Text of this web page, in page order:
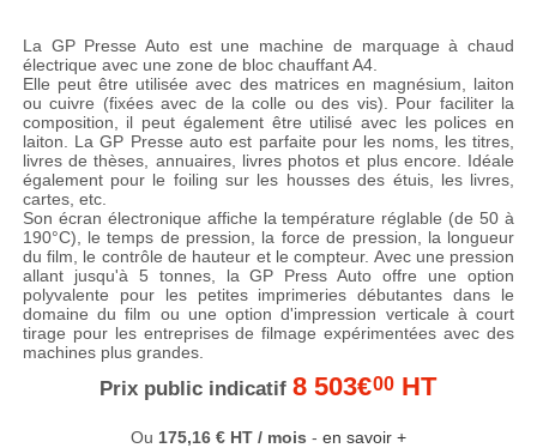
La GP Presse Auto est une machine de marquage à chaud
électrique avec une zone de bloc chauffant A4.
Elle peut être utilisée avec des matrices en magnésium, laiton
ou cuivre (fixées avec de la colle ou des vis). Pour faciliter la
composition, il peut également être utilisé avec les polices en
laiton. La GP Presse auto est parfaite pour les noms, les titres,
livres de thèses, annuaires, livres photos et plus encore. Idéale
également pour le foiling sur les housses des étuis, les livres,
cartes, etc.
Son écran électronique affiche la température réglable (de 50 à
190°C), le temps de pression, la force de pression, la longueur
du film, le contrôle de hauteur et le compteur. Avec une pression
allant jusqu'à 5 tonnes, la GP Press Auto offre une option
polyvalente pour les petites imprimeries débutantes dans le
domaine du film ou une option d'impression verticale à court
tirage pour les entreprises de filmage expérimentées avec des
machines plus grandes.
Prix public indicatif8 503€00 HT
Ou 175,16 € HT / mois - en savoir +